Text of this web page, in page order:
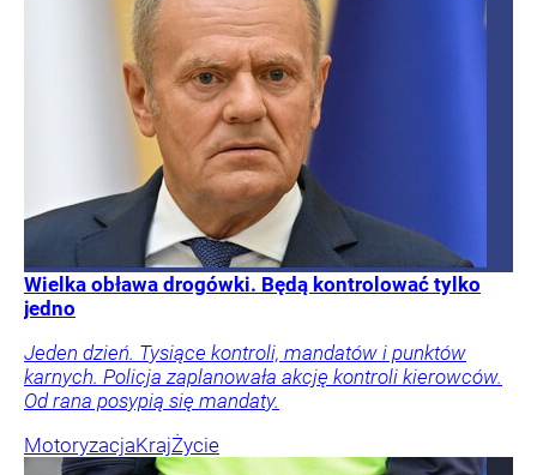
Wielka obława drogówki. Będą kontrolować tylko
jedno
Jeden dzień. Tysiące kontroli, mandatów i punktów
karnych. Policja zaplanowała akcję kontroli kierowców.
Od rana posypią się mandaty.
MotoryzacjaKrajŻycie